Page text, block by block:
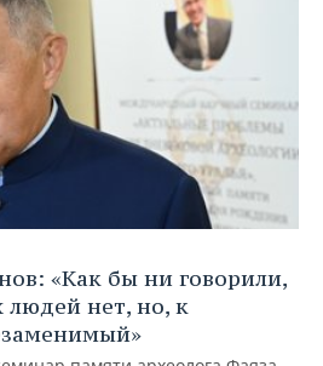
«Как бы ни говорили,
нет, но, к